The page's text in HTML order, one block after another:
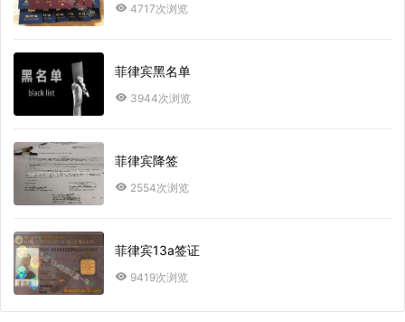
4717次浏览
菲律宾黑名单
3944次浏览
菲律宾降签
2554次浏览
菲律宾13a签证
9419次浏览